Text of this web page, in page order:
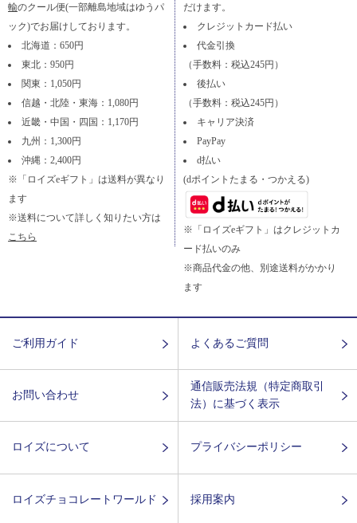
輸のクール便(一部離島地域はゆうパ
ック)でお届けしております。
北海道：650円
東北：950円
関東：1,050円
信越・北陸・東海：1,080円
近畿・中国・四国：1,170円
九州：1,300円
沖縄：2,400円
※「ロイズeギフト」は送料が異なり
ます
※送料について詳しく知りたい方は
こちら
だけます。
クレジットカード払い
代金引換
（手数料：税込245円）
後払い
（手数料：税込245円）
キャリア決済
PayPay
d払い
(dポイントたまる・つかえる)
※「ロイズeギフト」はクレジットカ
ード払いのみ
※商品代金の他、別途送料がかかり
ます
ご利用ガイド よくあるご質問
お問い合わせ
通信販売法規（特定商取引
法）に基づく表示
ロイズについて プライバシーポリシー
ロイズチョコレートワールド 採用案内